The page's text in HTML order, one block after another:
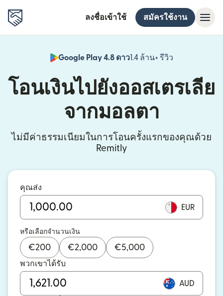
ลงชื่อเข้าใช้ สมัครใช้งาน
Google Play 4.8 ดาว1.4 ล้าน+ รีวิว
(เปิดในหน้าต่
โอนเงินไปยังออสเตรเลีย
จากมอลตา
ไม่มีค่าธรรมเนียมในการโอนครั้งแรกของคุณด้วย
Remitly
คุณส่ง
EUR
หรือเลือกจำนวนเงิน
€200 €2,000 €5,000
พวกเขาได้รับ
AUD